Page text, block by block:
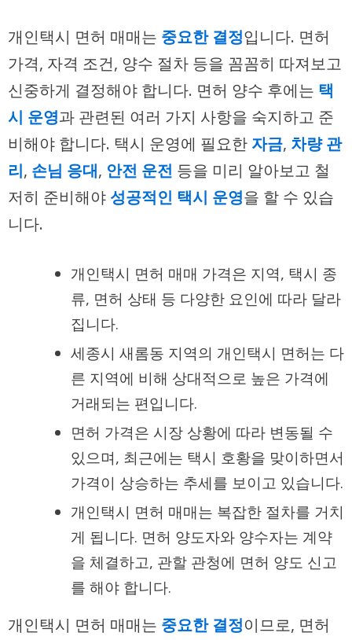
개인택시 면허 매매는 중요한 결정입니다. 면허
가격, 자격 조건, 양수 절차 등을 꼼꼼히 따져보고
신중하게 결정해야 합니다. 면허 양수 후에는 택
시 운영과 관련된 여러 가지 사항을 숙지하고 준
비해야 합니다. 택시 운영에 필요한 자금, 차량 관
리, 손님 응대, 안전 운전 등을 미리 알아보고 철
저히 준비해야 성공적인 택시 운영을 할 수 있습
니다.
개인택시 면허 매매 가격은 지역, 택시 종
류, 면허 상태 등 다양한 요인에 따라 달라
집니다.
세종시 새롬동 지역의 개인택시 면허는 다
른 지역에 비해 상대적으로 높은 가격에
거래되는 편입니다.
면허 가격은 시장 상황에 따라 변동될 수
있으며, 최근에는 택시 호황을 맞이하면서
가격이 상승하는 추세를 보이고 있습니다.
개인택시 면허 매매는 복잡한 절차를 거치
게 됩니다. 면허 양도자와 양수자는 계약
을 체결하고, 관할 관청에 면허 양도 신고
를 해야 합니다.
개인택시 면허 매매는 중요한 결정이므로, 면허